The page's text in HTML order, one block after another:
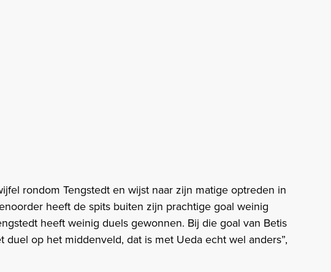
rondom Tengstedt en wijst naar zijn matige optreden in
heeft de spits buiten zijn prachtige goal weinig
heeft weinig duels gewonnen. Bij die goal van Betis
op het middenveld, dat is met Ueda echt wel anders”,